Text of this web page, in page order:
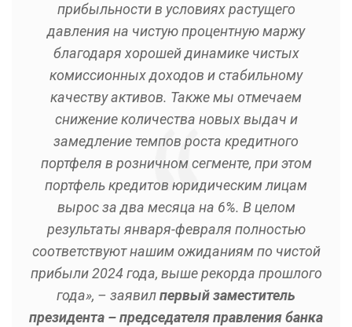
прибыльности в условиях растущего
давления на чистую процентную маржу
благодаря хорошей динамике чистых
комиссионных доходов и стабильному
качеству активов. Также мы отмечаем
снижение количества новых выдач и
замедление темпов роста кредитного
портфеля в розничном сегменте, при этом
портфель кредитов юридическим лицам
вырос за два месяца на 6%. В целом
результаты января-февраля полностью
соответствуют нашим ожиданиям по чистой
прибыли 2024 года, выше рекорда прошлого
года», – заявилпервый заместитель
президента – председателя правления банка